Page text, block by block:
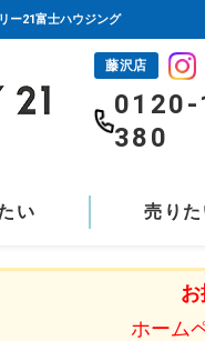
ー21富士ハウジング
藤沢店
0120-
380
い 売り
お
ホーム